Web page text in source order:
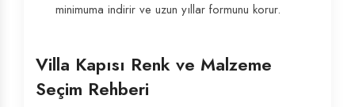
minimuma indirir ve uzun yıllar formunu korur.
Villa Kapısı Renk ve Malzeme
Seçim Rehberi